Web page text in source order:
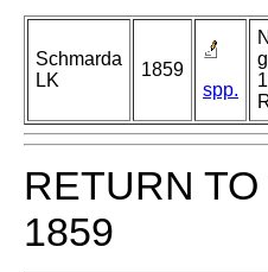
Schmarda
LK
1859
spp.
RETURN
1859